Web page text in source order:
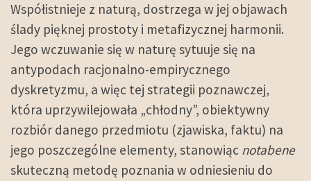
Współistnieje z naturą, dostrzega w jej objawach
ślady pięknej prostoty i metafizycznej harmonii.
Jego wczuwanie się w naturę sytuuje się na
antypodach racjonalno-empirycznego
dyskretyzmu, a więc tej strategii poznawczej,
która uprzywilejowała „chłodny”, obiektywny
rozbiór danego przedmiotu (zjawiska, faktu) na
jego poszczególne elementy, stanowiąc notabene
skuteczną metodę poznania w odniesieniu do